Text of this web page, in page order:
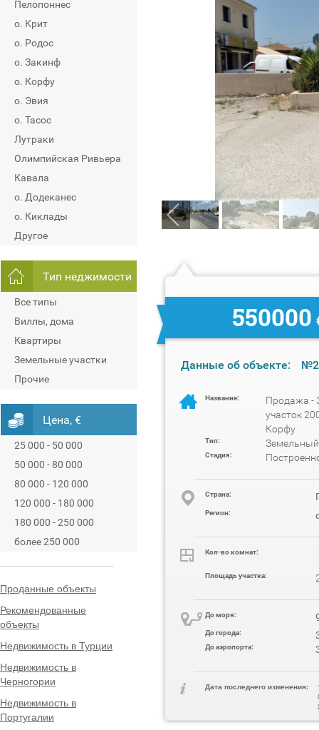
Пелопоннес
о. Крит
о. Родос
о. Закинф
о. Корфу
о. Эвия
о. Тасос
Лутраки
Олимпийская Ривьера
Кавала
о. Додеканес
о. Киклады
Другое
Тип неджимости
Все типы
Виллы, дома
Квартиры
Земельные участки
Прочие
Цена, €
25 000 - 50 000
50 000 - 80 000
80 000 - 120 000
120 000 - 180 000
180 000 - 250 000
более 250 000
Проданные объекты
Рекомендованные
объекты
Недвижимость в Турции
Недвижимость в
Черногории
Недвижимость в
Португалии
550000
Данные об объекте:
Название:
Продажа -
участок
Корфу
Тип: Земельный
Стадия:
Cтрана:
Регион:
Кол-во комнат:
Площадь участка:
До моря:
До города:
До аэропорта:
Дата последнего изменения: